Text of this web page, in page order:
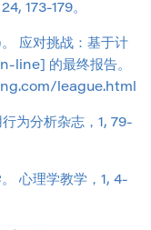
173-179。
应对挑战：基于计
line] 的最终报告。
league.html
为分析杂志，1, 79-
心理学教学，1, 4-